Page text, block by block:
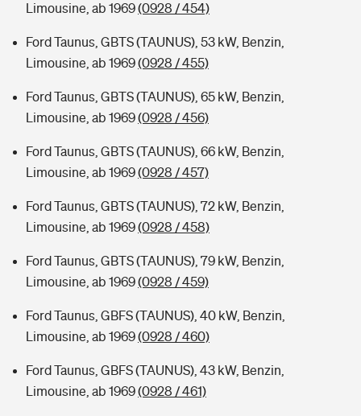
Limousine, ab 1969(0928 / 454)
Ford Taunus, GBTS (TAUNUS), 53 kW, Benzin,
Limousine, ab 1969(0928 / 455)
Ford Taunus, GBTS (TAUNUS), 65 kW, Benzin,
Limousine, ab 1969(0928 / 456)
Ford Taunus, GBTS (TAUNUS), 66 kW, Benzin,
Limousine, ab 1969(0928 / 457)
Ford Taunus, GBTS (TAUNUS), 72 kW, Benzin,
Limousine, ab 1969(0928 / 458)
Ford Taunus, GBTS (TAUNUS), 79 kW, Benzin,
Limousine, ab 1969(0928 / 459)
Ford Taunus, GBFS (TAUNUS), 40 kW, Benzin,
Limousine, ab 1969(0928 / 460)
Ford Taunus, GBFS (TAUNUS), 43 kW, Benzin,
Limousine, ab 1969(0928 / 461)